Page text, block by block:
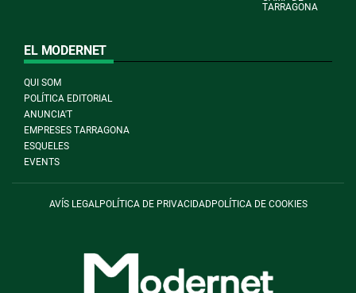
TARRAGONA
EL MODERNET
QUI SOM
POLÍTICA EDITORIAL
ANUNCIA'T
EMPRESES TARRAGONA
ESQUELES
EVENTS
AVÍS LEGAL POLÍTICA DE PRIVACIDADPOLÍTICA DE COOKIES